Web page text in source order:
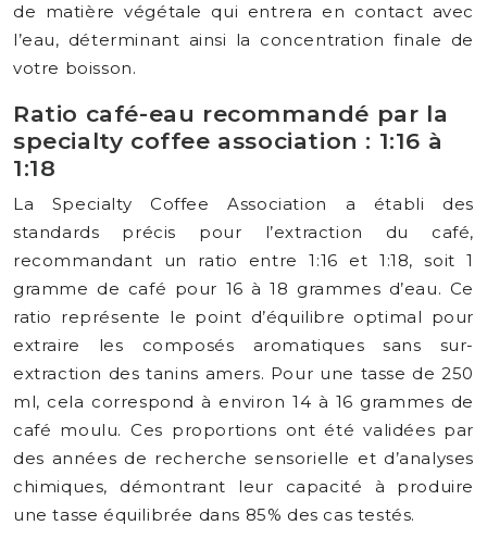
de matière végétale qui entrera en contact avec
l’eau, déterminant ainsi la concentration finale de
votre boisson.
Ratio café-eau recommandé par la
specialty coffee association : 1:16 à
1:18
La Specialty Coffee Association a établi des
standards précis pour l’extraction du café,
recommandant un ratio entre 1:16 et 1:18, soit 1
gramme de café pour 16 à 18 grammes d’eau. Ce
ratio représente le point d’équilibre optimal pour
extraire les composés aromatiques sans sur-
extraction des tanins amers. Pour une tasse de 250
ml, cela correspond à environ 14 à 16 grammes de
café moulu. Ces proportions ont été validées par
des années de recherche sensorielle et d’analyses
chimiques, démontrant leur capacité à produire
une tasse équilibrée dans 85% des cas testés.